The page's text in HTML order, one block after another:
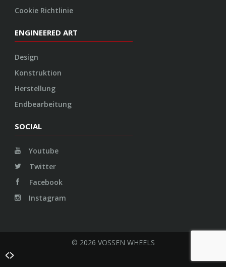
Cookie Richtlinie
ENGINEERED ART
Design
Konstruktion
Herstellung
Endbearbeitung
SOCIAL
Youtube
Twitter
Facebook
Instagram
© 2026 VOSSEN WHEELS